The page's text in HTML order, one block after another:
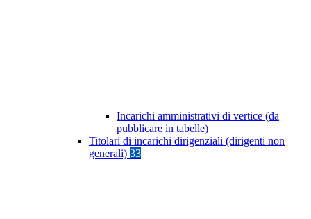
Incarichi amministrativi di vertice (da
pubblicare in tabelle)
Titolari di incarichi dirigenziali (dirigenti non
generali) 33